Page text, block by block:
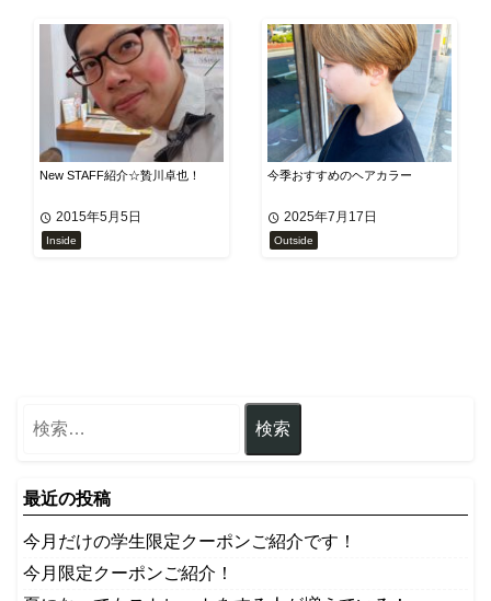
New STAFF紹介☆贄川卓也！
2015年5月5日
Inside
今季おすすめのヘアカラー
2025年7月17日
Outside
最近の投稿
今月だけの学生限定クーポンご紹介です！
今月限定クーポンご紹介！